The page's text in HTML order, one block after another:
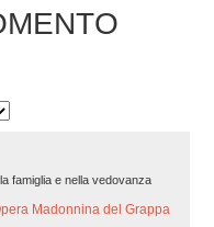
famiglia e nella vedovanza
Madonnina del Grappa